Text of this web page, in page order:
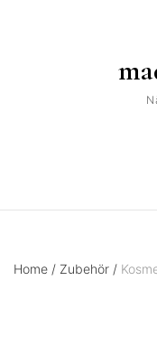
Home / Zubehör /